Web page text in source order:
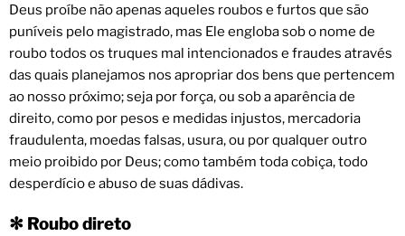
Deus proíbe não apenas aqueles roubos e furtos que são
puníveis pelo magistrado, mas Ele engloba sob o nome de
roubo todos os truques mal intencionados e fraudes através
das quais planejamos nos apropriar dos bens que pertencem
ao nosso próximo; seja por força, ou sob a aparência de
direito, como por pesos e medidas injustos, mercadoria
fraudulenta, moedas falsas, usura, ou por qualquer outro
meio proibido por Deus; como também toda cobiça, todo
desperdício e abuso de suas dádivas.
✻ Roubo direto